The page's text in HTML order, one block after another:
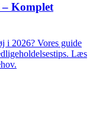
Komplet
i 2026? Vores guide
Læs